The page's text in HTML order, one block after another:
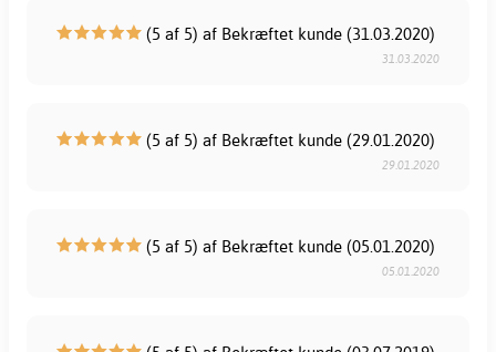
(5 af 5) af Bekræftet kunde (31.03.2020)
31.03.2020
(5 af 5) af Bekræftet kunde (29.01.2020)
29.01.2020
(5 af 5) af Bekræftet kunde (05.01.2020)
05.01.2020